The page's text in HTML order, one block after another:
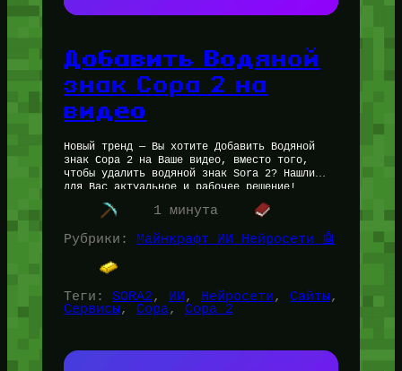
Добавить Водяной
знак Сора 2 на
видео
Новый тренд — Вы хотите Добавить Водяной
знак Сора 2 на Ваше видео, вместо того,
чтобы удалить водяной знак Sora 2? Нашли
для Вас актуальное и рабочее решение!
Добавить Водяной…
1 минута
Рубрики: Майнкрафт ИИ Нейросети 🤖
Теги: SORA2, ИИ , Нейросети, Сайты
Сервисы, Сора, Сора 2